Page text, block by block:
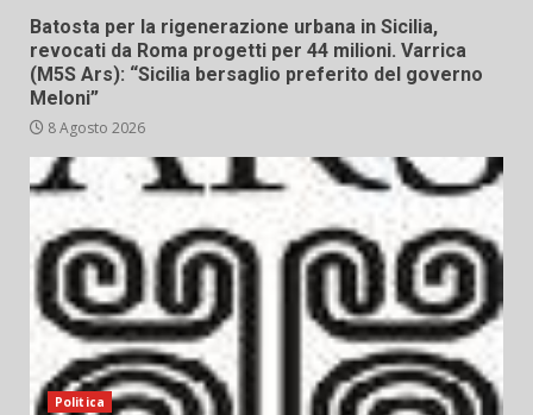
Batosta per la rigenerazione urbana in Sicilia,
revocati da Roma progetti per 44 milioni. Varrica
(M5S Ars): “Sicilia bersaglio preferito del governo
Meloni”
8 Agosto 2026
Politica